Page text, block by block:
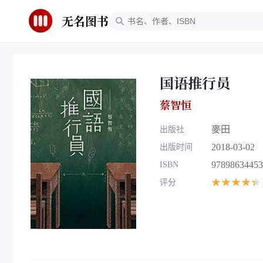
无名图书
国语推行员
蔡智恒
出版社 麥田
出版时间 2018-03-02
ISBN
评分 ★★★★★